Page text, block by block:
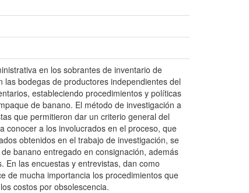
en los sobrantes de inventario de
bodegas de productores independientes del
estableciendo procedimientos y políticas
de banano. El método de investigación a
que permitieron dar un criterio general del
conocer a los involucrados en el proceso, que
obtenidos en el trabajo de investigación, se
banano entregado en consignación, además
las encuestas y entrevistas, dan como
de mucha importancia los procedimientos que
costos por obsolescencia.